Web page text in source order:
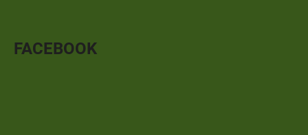
FACEBOOK